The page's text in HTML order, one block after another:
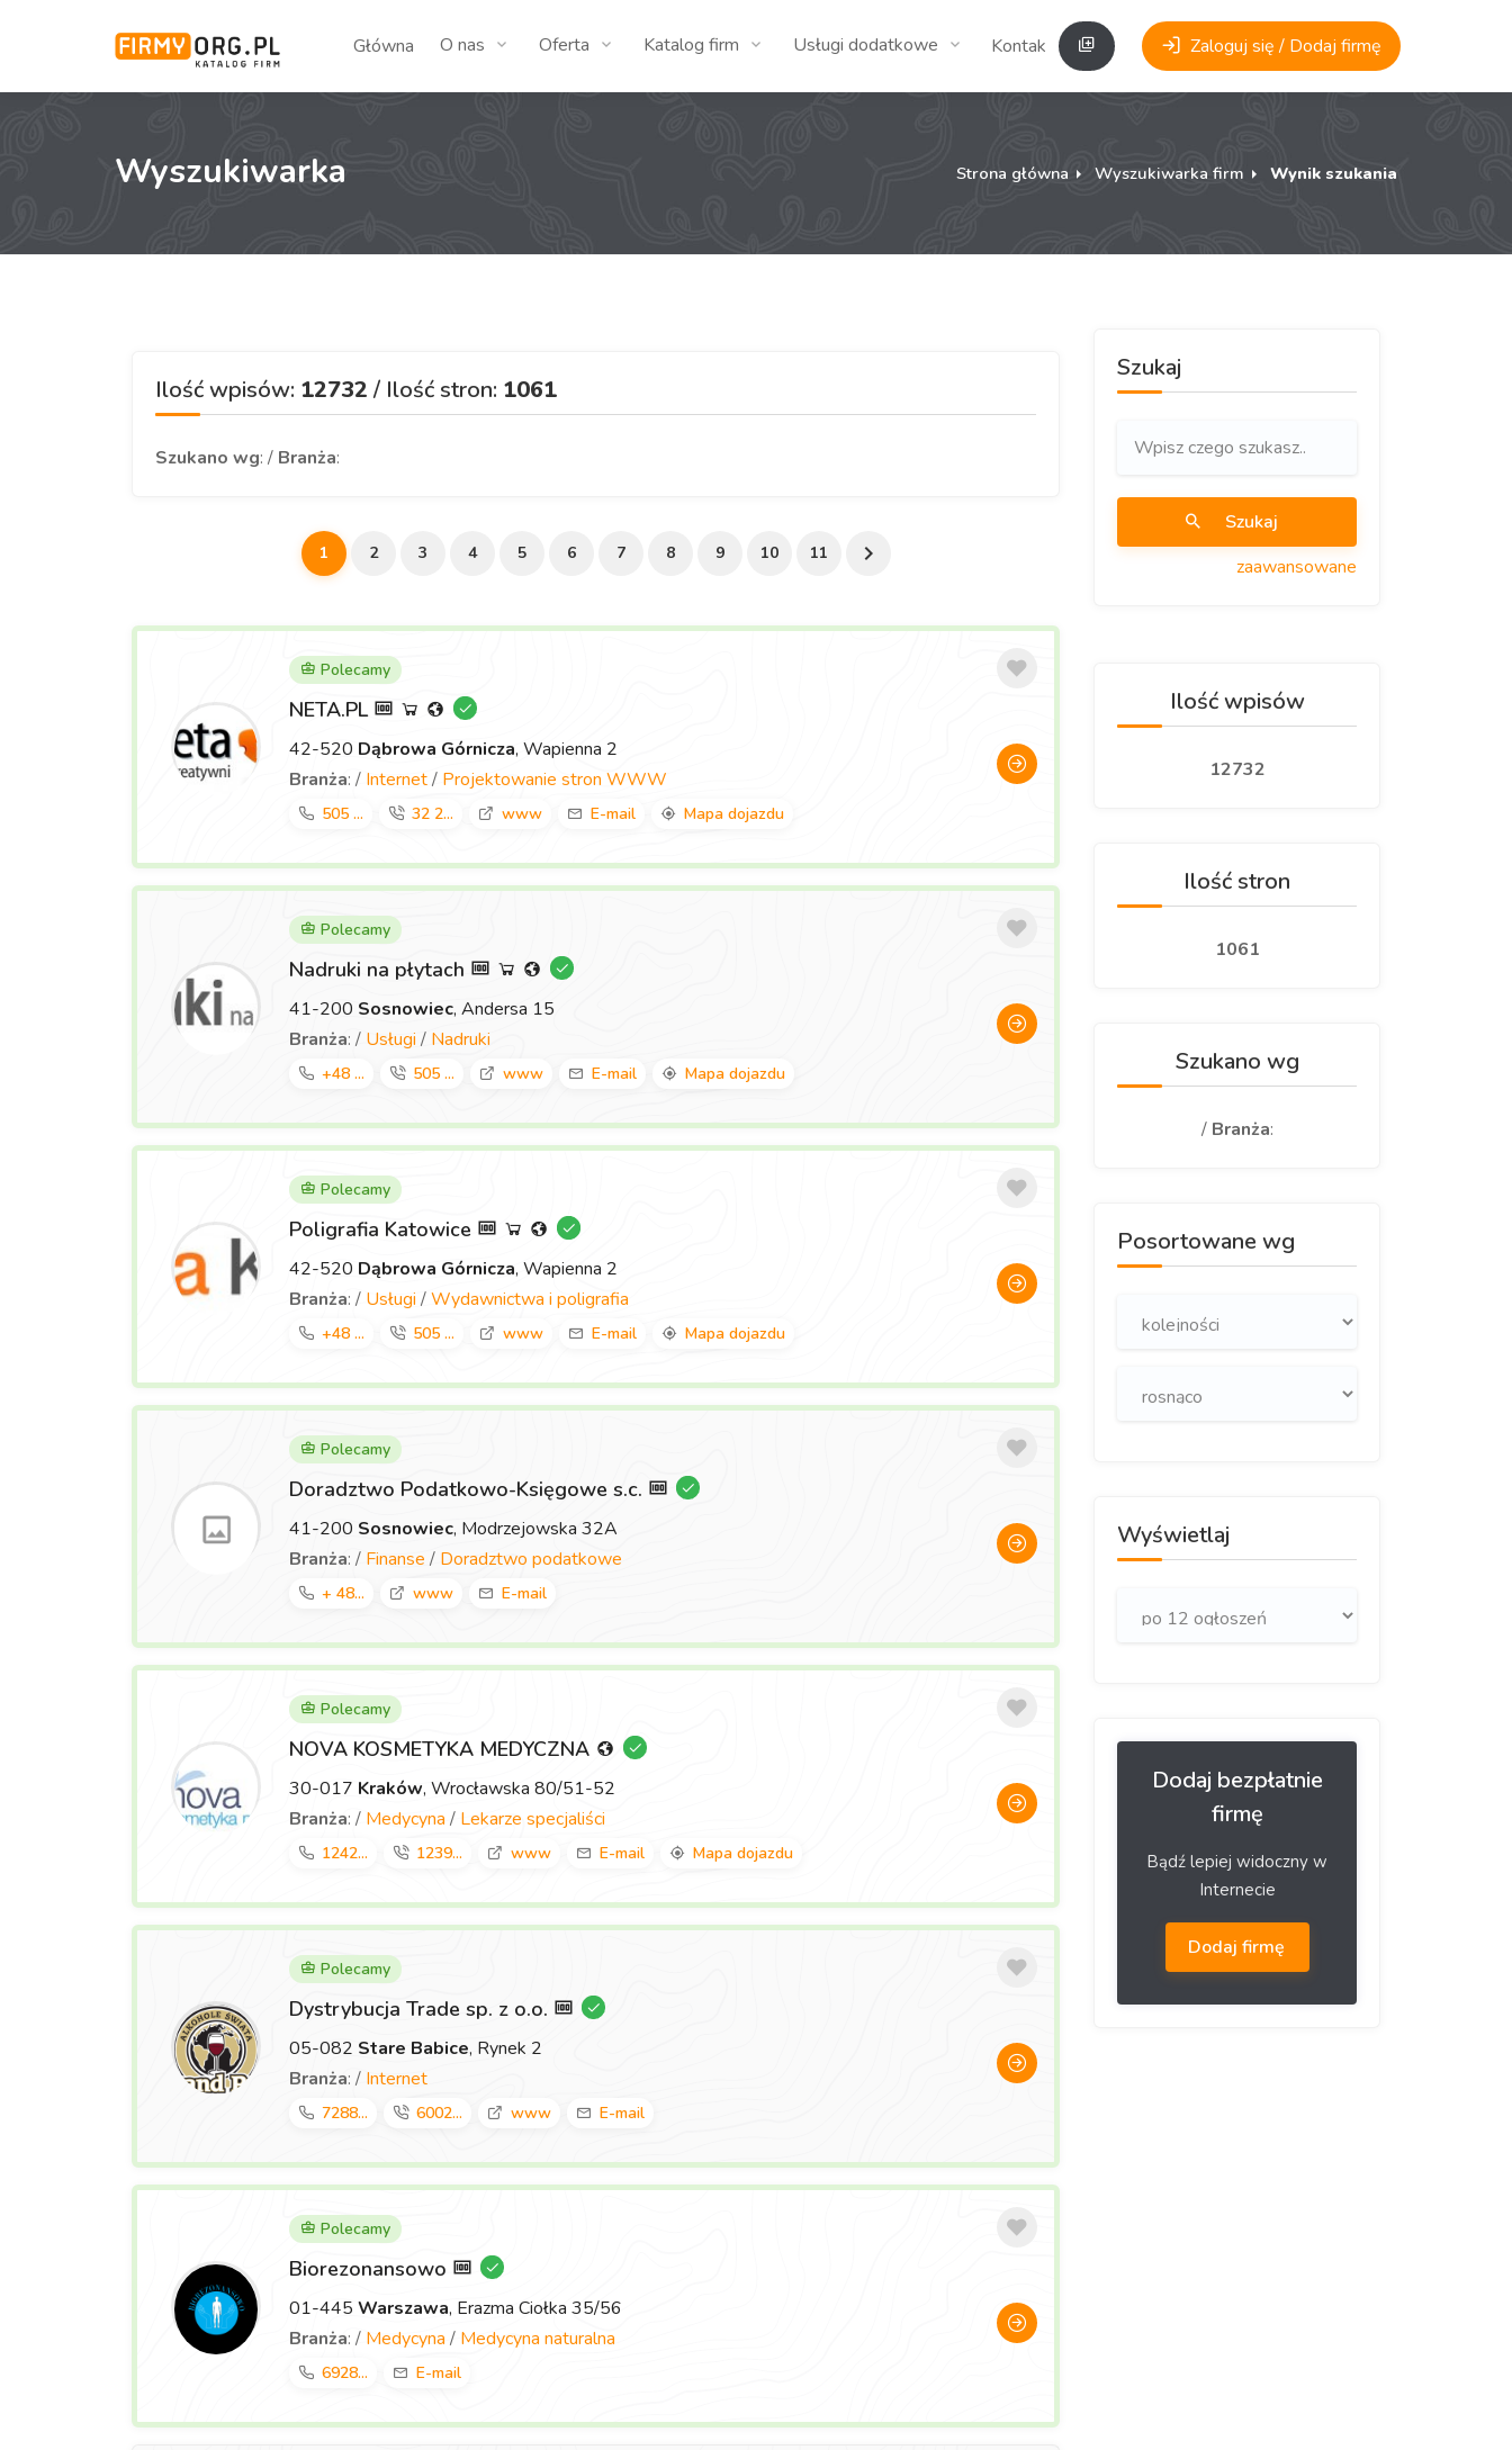
Główna O nas Oferta Katalog firm Usługi dodatkowe Kontakt Zaloguj się / Dodaj firmę
Wyszukiwarka Strona główna Wyszukiwarka firm Wynik szukania
Ilość wpisów: 12732 / Ilość stron: 1061
Szukano wg: / Branża:
1 2 3 4 5 6 7 8 9 10 11
Polecamy
NETA.PL
42-520 Dąbrowa Górnicza, Wapienna 2
Branża: / Internet/ Projektowanie stron WWW
505 ... 32 2... www E-mail Mapa dojazdu
Polecamy
Nadruki na płytach
41-200 Sosnowiec, Andersa 15
Branża: / Usługi / Nadruki
+48 ... 505 ... www E-mail Mapa dojazdu
Polecamy
Poligrafia Katowice
42-520 Dąbrowa Górnicza, Wapienna 2
Branża: / Usługi /Wydawnictwa i poligrafia
+48 ... 505 ... www E-mail Mapa dojazdu
Polecamy
Doradztwo Podatkowo-Księgowe s.c.
41-200 Sosnowiec, Modrzejowska 32A
Branża: / Finanse / Doradztwo podatkowe
+ 48... www E-mail
Polecamy
NOVA KOSMETYKA MEDYCZNA
30-017 Kraków, Wrocławska 80/51-52
Branża: / Medycyna / Lekarze specjaliści
1242... 1239... www E-mail Mapa dojazdu
Polecamy
Dystrybucja Trade sp. z o.o.
05-082 Stare Babice, Rynek 2
Branża: / Internet
7288... 6002... www E-mail
Polecamy
Biorezonansowo
01-445 Warszawa, Erazma Ciołka 35/56
Branża: / Medycyna / Medycyna naturalna
6928... E-mail
Szukaj
Szukaj
zaawansowane
Ilość wpisów
12732
Ilość stron
1061
Szukano wg
/ Branża:
Posortowane wg
Wyświetlaj
Dodaj bezpłatnie
firmę
Bądź lepiej widoczny w
Internecie
Dodaj firmę